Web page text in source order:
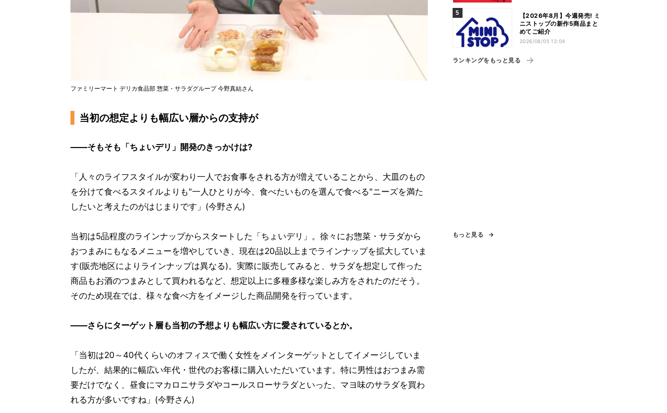
ファミリーマート デリカ食品部 惣菜・サラダグループ 今野真結さん
当初の想定よりも幅広い層からの支持が
——そもそも「ちょいデリ」開発のきっかけは?
「人々のライフスタイルが変わり一人でお食事をされる方が増えていることから、大皿のもの
を分けて食べるスタイルよりも"一人ひとりが今、食べたいものを選んで食べる"ニーズを満た
したいと考えたのがはじまりです」(今野さん)
当初は5品程度のラインナップからスタートした「ちょいデリ」。徐々にお惣菜・サラダから
おつまみにもなるメニューを増やしていき、現在は20品以上までラインナップを拡大していま
す(販売地区によりラインナップは異なる)。実際に販売してみると、サラダを想定して作った
商品もお酒のつまみとして買われるなど、想定以上に多種多様な楽しみ方をされたのだそう。
そのため現在では、様々な食べ方をイメージした商品開発を行っています。
——さらにターゲット層も当初の予想よりも幅広い方に愛されているとか。
「当初は20～40代くらいのオフィスで働く女性をメインターゲットとしてイメージしていま
したが、結果的に幅広い年代・世代のお客様に購入いただいています。特に男性はおつまみ需
要だけでなく、昼食にマカロニサラダやコールスローサラダといった、マヨ味のサラダを買わ
れる方が多いですね」(今野さん)
ムチキン」など
【2026年8月】今週発売! ミ
ニストップの新作5商品まと
めてご紹介
2026/08/05 12:04
ランキングをもっと見る
もっと見る